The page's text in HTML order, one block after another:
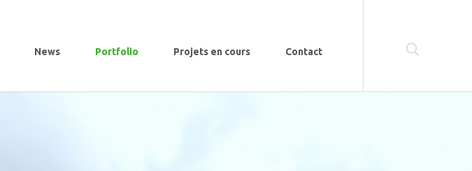
News Portfolio Projets en cours Contact